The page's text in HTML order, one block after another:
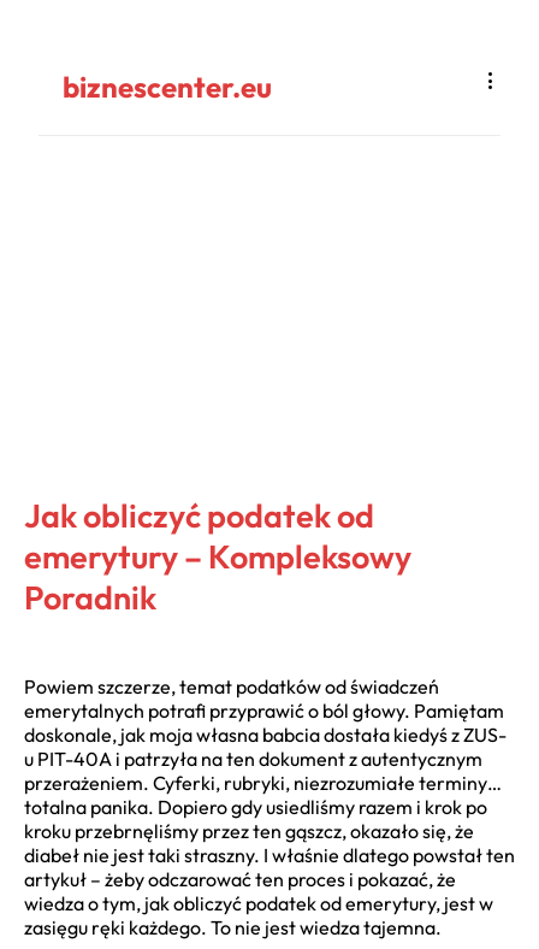
biznescenter.eu
Jak obliczyć podatek od
emerytury – Kompleksowy
Poradnik
Powiem szczerze, temat podatków od świadczeń
emerytalnych potrafi przyprawić o ból głowy. Pamiętam
doskonale, jak moja własna babcia dostała kiedyś z ZUS-
u PIT-40A i patrzyła na ten dokument z autentycznym
przerażeniem. Cyferki, rubryki, niezrozumiałe terminy…
totalna panika. Dopiero gdy usiedliśmy razem i krok po
kroku przebrnęliśmy przez ten gąszcz, okazało się, że
diabeł nie jest taki straszny. I właśnie dlatego powstał ten
artykuł – żeby odczarować ten proces i pokazać, że
wiedza o tym, jak obliczyć podatek od emerytury, jest w
zasięgu ręki każdego. To nie jest wiedza tajemna.